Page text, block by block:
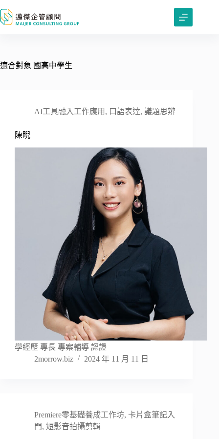
至
容
適合對象 國高中學生
AI工具融入工作應用 , 口語表達, 議題思辨
陳睨
學經歷 專長 專案輔導 認證
2morrow.biz
2024 年 11 月 11 日
Premiere零基礎養成工作坊, 卡片盒筆記入
門, 短影音拍攝剪輯